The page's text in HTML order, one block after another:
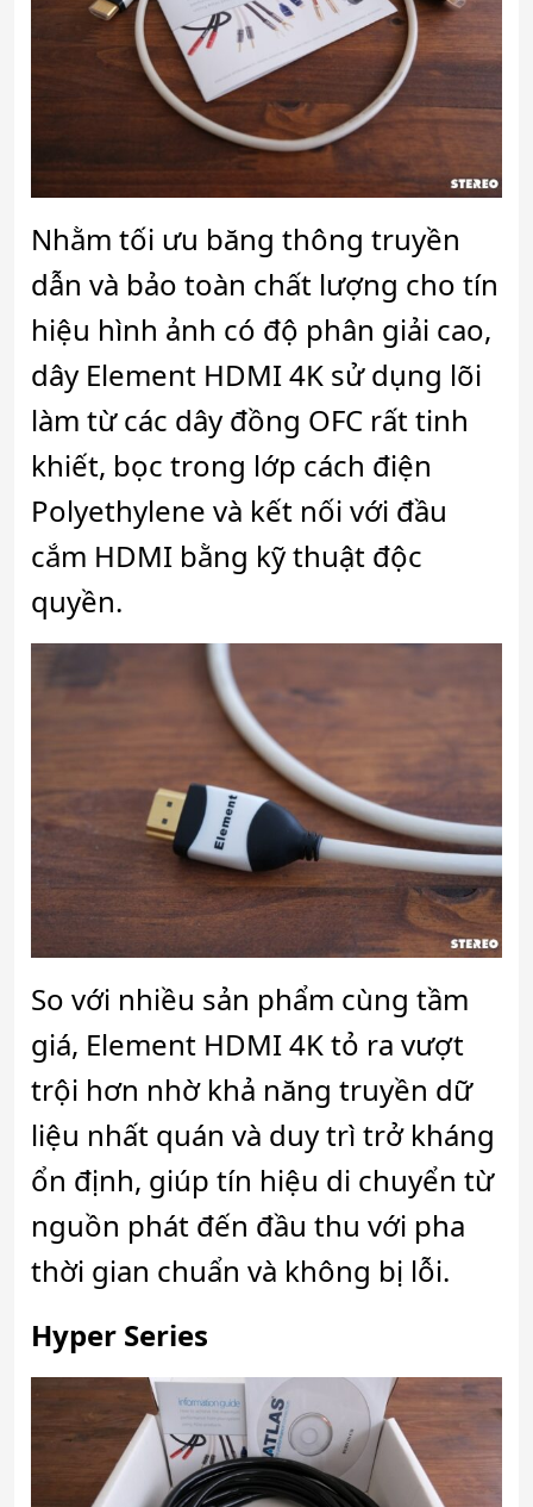
Nhằm tối ưu băng thông truyền
dẫn và bảo toàn chất lượng cho tín
hiệu hình ảnh có độ phân giải cao,
dây Element HDMI 4K sử dụng lõi
làm từ các dây đồng OFC rất tinh
khiết, bọc trong lớp cách điện
Polyethylene và kết nối với đầu
cắm HDMI bằng kỹ thuật độc
quyền.
So với nhiều sản phẩm cùng tầm
giá, Element HDMI 4K tỏ ra vượt
trội hơn nhờ khả năng truyền dữ
liệu nhất quán và duy trì trở kháng
ổn định, giúp tín hiệu di chuyển từ
nguồn phát đến đầu thu với pha
thời gian chuẩn và không bị lỗi.
Hyper Series